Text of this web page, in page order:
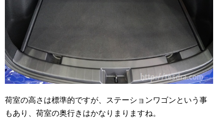
荷室の高さは標準的ですが、ステーションワゴンという事
もあり、荷室の奥行きはかなりまりますね。